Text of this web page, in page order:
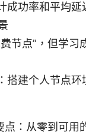
成功率和平均延
节点”，但学习
搭建个人节点环
点：从零到可用